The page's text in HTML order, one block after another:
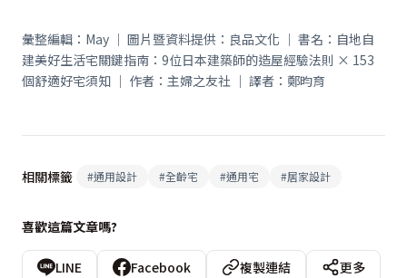
彙整編輯：May ｜ 圖片暨資料提供：良品文化 ｜ 書名：自地自
建美好生活宅關鍵指南：9位日本建築師的造屋經驗法則 × 153
個舒適好宅須知 ｜ 作者：主婦之友社 ｜ 譯者：鄭昀育
相關標籤 #通用設計 #全齡宅 #通用宅 #居家設計
喜歡這篇文章嗎?
LINE Facebook 複製連結
更多